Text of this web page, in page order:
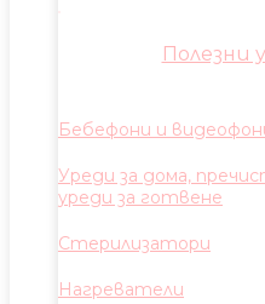
Полезни
Бебефони и
Уреди за дома,
уреди за готвене
Стерилизатори
Нагреватели